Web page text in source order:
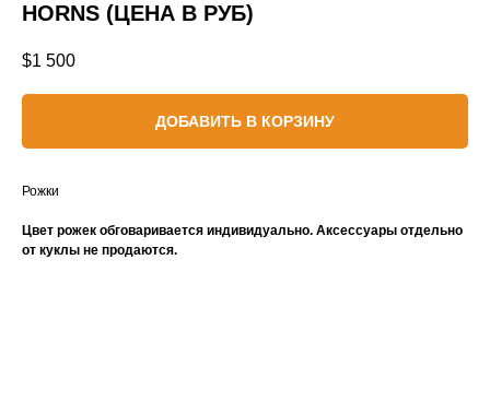
HORNS (ЦЕНА В РУБ)
$1 500
ДОБАВИТЬ В КОРЗИНУ
Рожки
Цвет рожек обговаривается индивидуально. Аксессуары отдельно
от куклы не продаются.